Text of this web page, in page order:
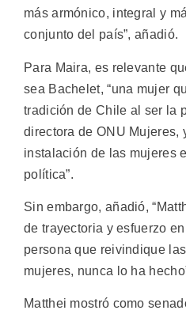
más armónico, integral y
conjunto del país”, añadió.
Para Maira, es relevante
sea Bachelet, “una mujer
tradición de Chile al ser la
directora de ONU Mujeres,
instalación de las mujeres
política”.
Sin embargo, añadió,
de trayectoria y esfuerzo
persona que reivindique
mujeres, nunca lo ha
Matthei mostró como